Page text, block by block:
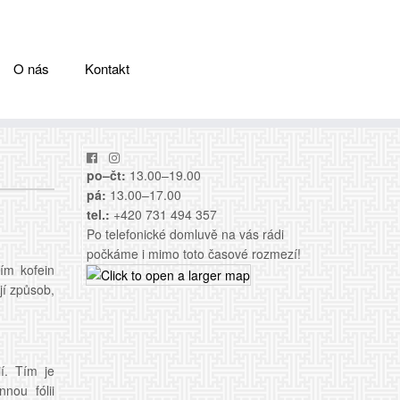
O nás Kontakt
kofein
způsob,
Tím je
fólii
po–čt: 13.00–19.00
pá: 13.00–17.00
tel.: +420 731 494 357
Po telefonické domluvě na vás rádi
počkáme i mimo toto časové rozmezí!